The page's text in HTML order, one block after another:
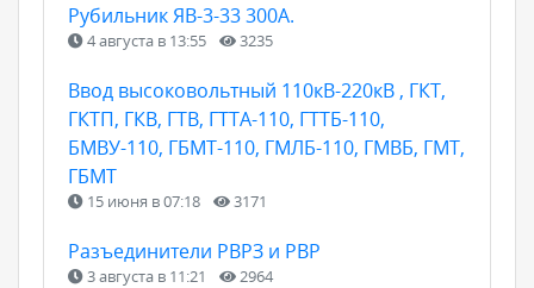
Рубильник ЯВ-3-33 300А.
4 августа в 13:55 3235
Ввод высоковольтный 110кВ-220кВ , ГКТ,
ГКТП, ГКВ, ГТВ, ГТТА-110, ГТТБ-110,
БМВУ-110, ГБМТ-110, ГМЛБ-110, ГМВБ, ГМТ,
ГБМТ
15 июня в 07:18 3171
Разъединители РВРЗ и РВР
3 августа в 11:21 2964